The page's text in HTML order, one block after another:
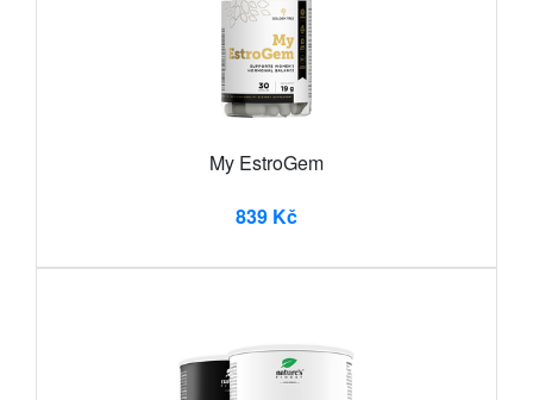
My EstroGem
839 Kč